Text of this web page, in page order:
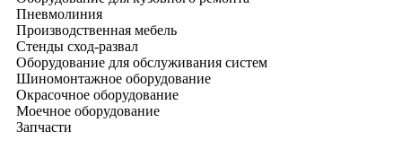
Пневмолиния
Производственная мебель
Стенды сход-развал
Оборудование для обслуживания систем
Шиномонтажное оборудование
Окрасочное оборудование
Моечное оборудование
Запчасти